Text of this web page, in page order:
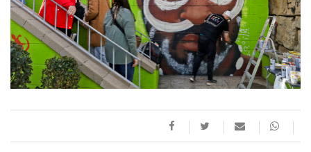
NOVETATS DISCOGRÀFIQUES
EL CLÀSSIC | ELS 3 TAMBORS
TEMÀTIQUES
()